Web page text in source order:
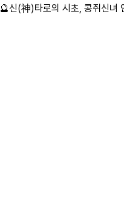
🔮신(神)타로의 시초, 콩쥐신녀